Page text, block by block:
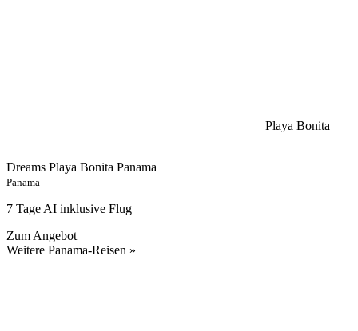
Playa Bonita
Dreams Playa Bonita Panama
Panama
7 Tage AI inklusive Flug
Zum Angebot
Weitere Panama-Reisen »